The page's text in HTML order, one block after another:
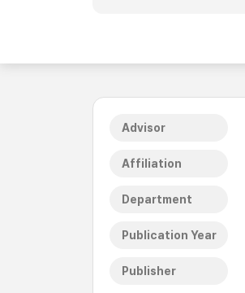
Advisor
Affiliation
Department
Publication Year
Publisher